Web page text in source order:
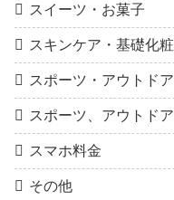
スイーツ・お菓子
スキンケア・基礎化
スポーツ・アウトドア
スポーツ、アウトドア
スマホ料金
その他